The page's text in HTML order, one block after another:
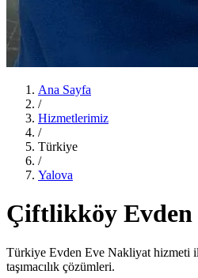
Ana Sayfa
/
Hizmetlerimiz
/
Türkiye
/
Yalova
Çiftlikköy
Türkiye Evden Eve Nakliyat hizmeti
taşımacılık çözümleri.